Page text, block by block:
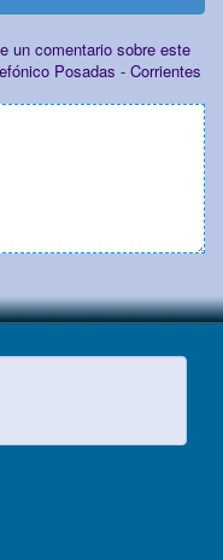
un comentario sobre este
Posadas - Corrientes